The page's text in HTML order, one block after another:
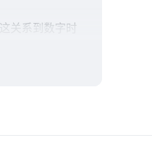
关系到数字时